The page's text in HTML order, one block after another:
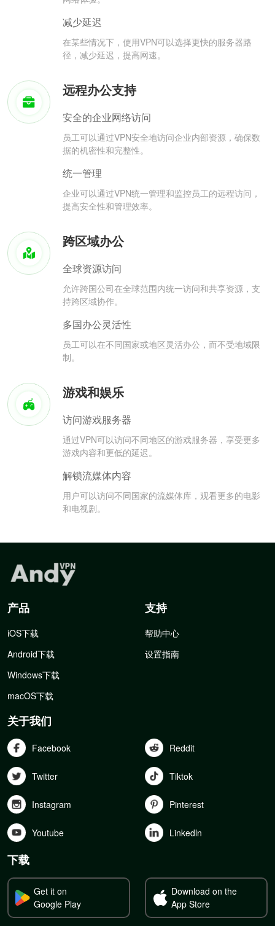
减少延迟
在某些情况下，使用VPN可以选择更快的服务器路
径，减少延迟，提高网速。
远程办公支持
安全的企业网络访问
员工可以通过VPN安全地访问企业内部资源，确保数
据的机密性和完整性。
统一管理
企业可以通过VPN统一管理和监控员工的远程访问，
提高安全性和管理效率。
跨区域办公
全球资源访问
允许跨国公司在全球范围内统一访问和共享资源，支
持跨区域协作。
多国办公灵活性
员工可以在不同国家或地区灵活办公，而不受地域限
制。
游戏和娱乐
访问游戏服务器
通过VPN可以访问不同地区的游戏服务器，享受更多
游戏内容和更低的延迟。
解锁流媒体内容
用户可以访问不同国家的流媒体库，观看更多的电影
和电视剧。
产品
iOS下载
Android下载
Windows下载
macOS下载
支持
帮助中心
设置指南
关于我们
Facebook Reddit
Twitter Tiktok
Instagram Pinterest
Youtube Linkedln
下载
Get it on
Google Play
Download on the
App Store